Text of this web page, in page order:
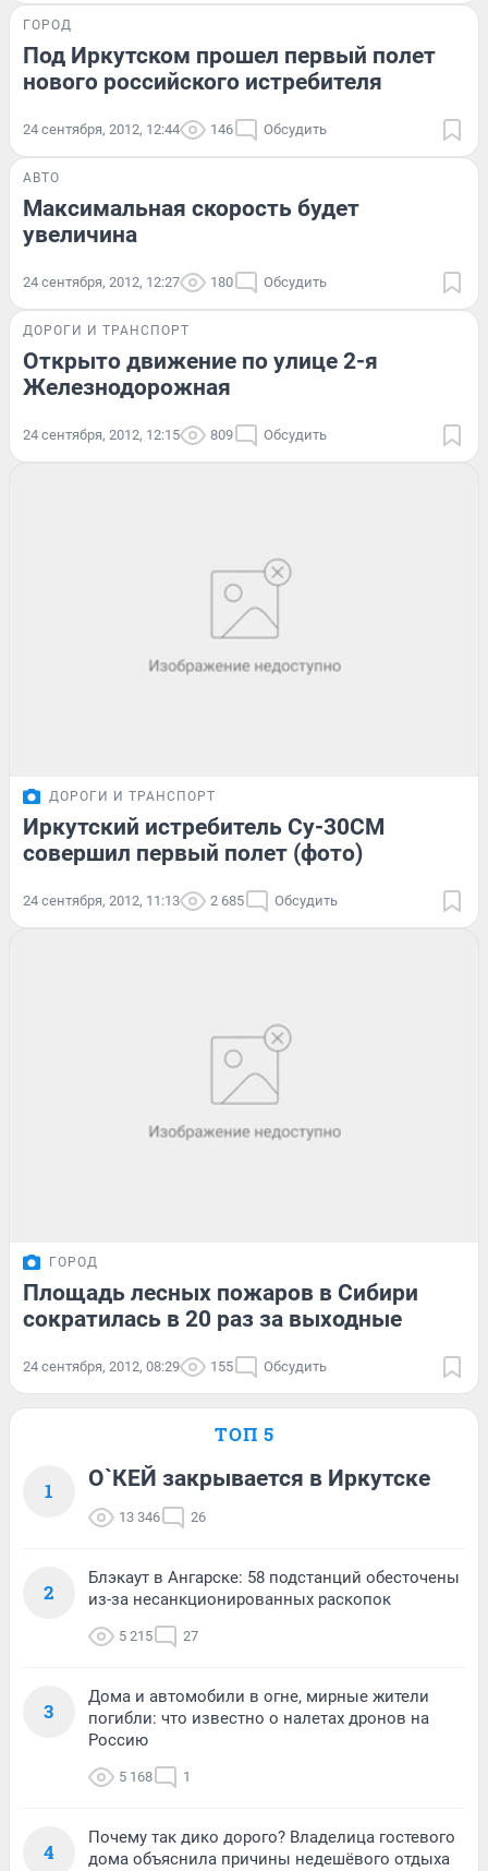
ГОРОД
Под Иркутском прошел первый полет
нового российского истребителя
24 сентября, 2012, 12:44 146 Обсудить
АВТО
Максимальная скорость будет
увеличина
24 сентября, 2012, 12:27 180 Обсудить
ДОРОГИ И ТРАНСПОРТ
Открыто движение по улице 2-я
Железнодорожная
24 сентября, 2012, 12:15 809 Обсудить
ДОРОГИ И ТРАНСПОРТ
Иркутский истребитель Су-30СМ
совершил первый полет (фото)
24 сентября, 2012, 11:13 2 685 Обсудить
ГОРОД
Площадь лесных пожаров в Сибири
сократилась в 20 раз за выходные
24 сентября, 2012, 08:29 155 Обсудить
ТОП 5
1 О`КЕЙ закрывается в Иркутске
13 346 26
2
Блэкаут в Ангарске: 58 подстанций обесточены
из-за несанкционированных раскопок
5 215 27
3
Дома и автомобили в огне, мирные жители
погибли: что известно о налетах дронов на
Россию
5 168 1
4
Почему так дико дорого? Владелица гостевого
дома объяснила причины недешёвого отдыха